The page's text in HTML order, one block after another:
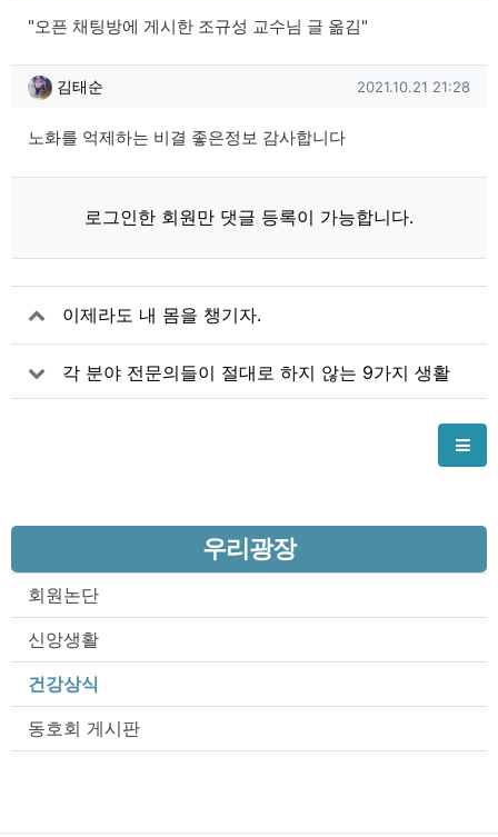
"오픈 채팅방에 게시한 조규성 교수님 글 옮김"
김태순님의 댓글
김태순 작성일
2021.10.21 21:28
노화를 억제하는 비결 좋은정보 감사합니다
로그인한 회원만 댓글 등록이 가능합니다.
이제라도 내 몸을 챙기자.
각 분야 전문의들이 절대로 하지 않는 9가지 생활
습관
우리광장
회원논단
신앙생활
건강상식
동호회 게시판